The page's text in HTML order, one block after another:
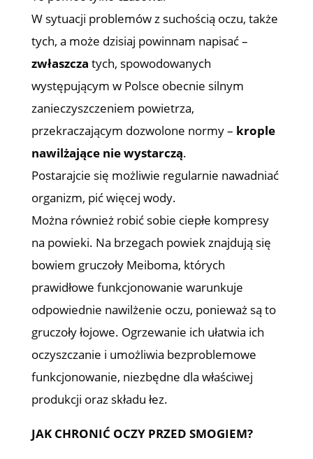
W sytuacji problemów z suchością oczu, także
tych, a może dzisiaj powinnam napisać –
zwłaszcza tych, spowodowanych
występującym w Polsce obecnie silnym
zanieczyszczeniem powietrza,
przekraczającym dozwolone normy – krople
nawilżające nie wystarczą.
Postarajcie się możliwie regularnie nawadniać
organizm, pić więcej wody.
Można również robić sobie ciepłe kompresy
na powieki. Na brzegach powiek znajdują się
bowiem gruczoły Meiboma, których
prawidłowe funkcjonowanie warunkuje
odpowiednie nawilżenie oczu, ponieważ są to
gruczoły łojowe. Ogrzewanie ich ułatwia ich
oczyszczanie i umożliwia bezproblemowe
funkcjonowanie, niezbędne dla właściwej
produkcji oraz składu łez.
JAK CHRONIĆ OCZY PRZED SMOGIEM?